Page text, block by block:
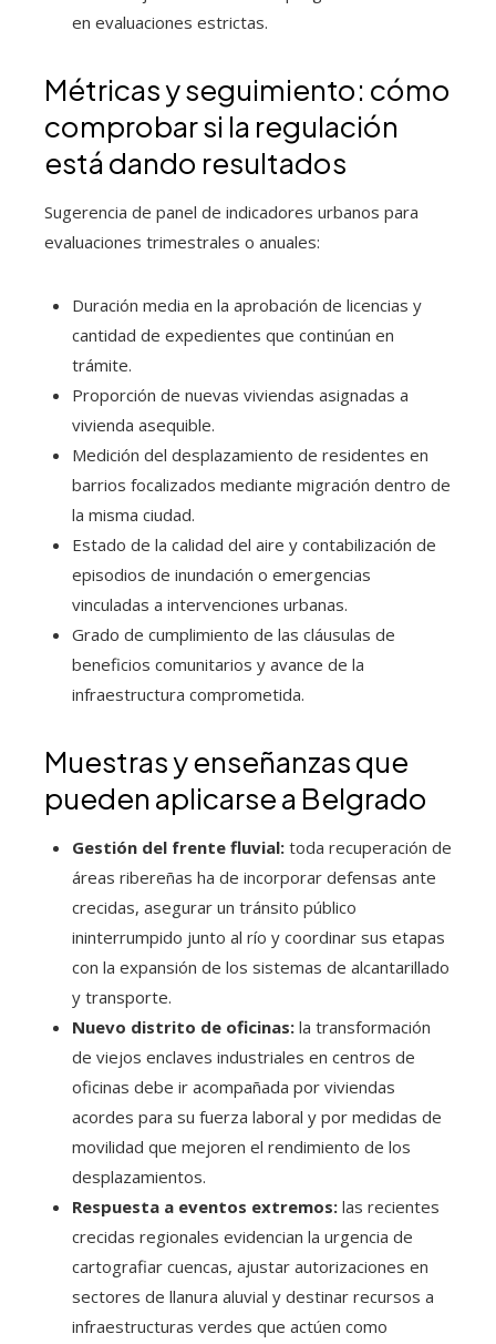
en evaluaciones estrictas.
Métricas y seguimiento: cómo
comprobar si la regulación
está dando resultados
Sugerencia de panel de indicadores urbanos para
evaluaciones trimestrales o anuales:
Duración media en la aprobación de licencias y
cantidad de expedientes que continúan en
trámite.
Proporción de nuevas viviendas asignadas a
vivienda asequible.
Medición del desplazamiento de residentes en
barrios focalizados mediante migración dentro de
la misma ciudad.
Estado de la calidad del aire y contabilización de
episodios de inundación o emergencias
vinculadas a intervenciones urbanas.
Grado de cumplimiento de las cláusulas de
beneficios comunitarios y avance de la
infraestructura comprometida.
Muestras y enseñanzas que
pueden aplicarse a Belgrado
Gestión del frente fluvial: toda recuperación de
áreas ribereñas ha de incorporar defensas ante
crecidas, asegurar un tránsito público
ininterrumpido junto al río y coordinar sus etapas
con la expansión de los sistemas de alcantarillado
y transporte.
Nuevo distrito de oficinas: la transformación
de viejos enclaves industriales en centros de
oficinas debe ir acompañada por viviendas
acordes para su fuerza laboral y por medidas de
movilidad que mejoren el rendimiento de los
desplazamientos.
Respuesta a eventos extremos: las recientes
crecidas regionales evidencian la urgencia de
cartografiar cuencas, ajustar autorizaciones en
sectores de llanura aluvial y destinar recursos a
infraestructuras verdes que actúen como